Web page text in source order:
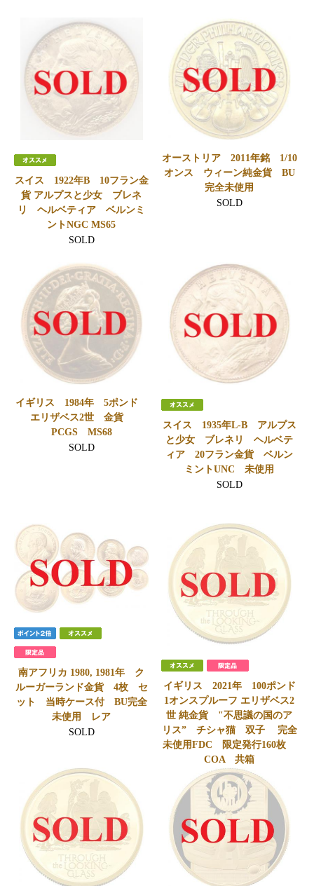
スイス 1922年B 10フラン金
貨 アルプスと少女 ブレネ
リ ヘルベティア ベルンミ
ントNGC MS65
SOLD
オーストリア 2011年銘 1/10
オンス ウィーン純金貨 BU
完全未使用
SOLD
イギリス 1984年 5ポンド
エリザベス2世 金貨
PCGS MS68
SOLD
スイス 1935年L-B アルプス
と少女 ブレネリ ヘルベテ
ィア 20フラン金貨 ベルン
ミントUNC 未使用
SOLD
南アフリカ 1980, 1981年 ク
ルーガーランド金貨 4枚 セ
ット 当時ケース付 BU完全
未使用 レア
SOLD
イギリス 2021年 100ポンド
1オンスプルーフ エリザベス2
世 純金貨 "不思議の国のア
リス” チシャ猫 双子 完全
未使用FDC 限定発行160枚
COA 共箱
SOLD